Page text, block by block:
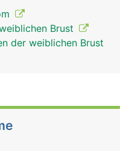
Brust
der weiblichen Brust